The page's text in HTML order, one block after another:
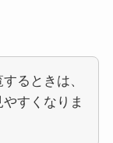
るときは、
すくなりま